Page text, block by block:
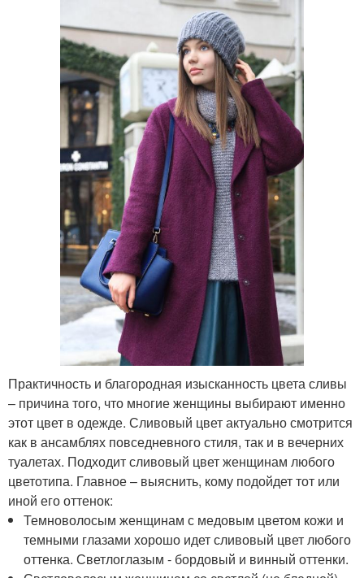
Практичность и благородная изысканность цвета сливы
– причина того, что многие женщины выбирают именно
этот цвет в одежде. Сливовый цвет актуально смотрится
как в ансамблях повседневного стиля, так и в вечерних
туалетах. Подходит сливовый цвет женщинам любого
цветотипа. Главное – выяснить, кому подойдет тот или
иной его оттенок:
Темноволосым женщинам с медовым цветом кожи и
темными глазами хорошо идет сливовый цвет любого
оттенка. Светлоглазым - бордовый и винный оттенки.